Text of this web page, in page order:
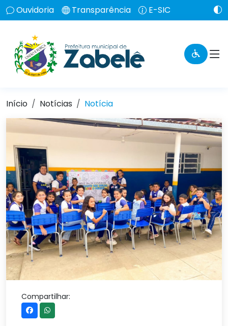
Ouvidoria Transparência E-SIC
Início Notícias Notícia
Compartilhar: